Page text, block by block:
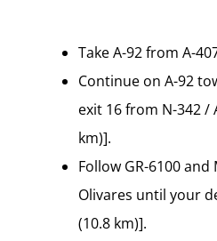
Take A-92 from A-
Continue on A-92
exit 16 from N-342 /
km)].
Follow GR-6100
Olivares until your
(10.8 km)].